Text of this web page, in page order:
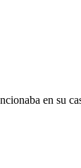
en su